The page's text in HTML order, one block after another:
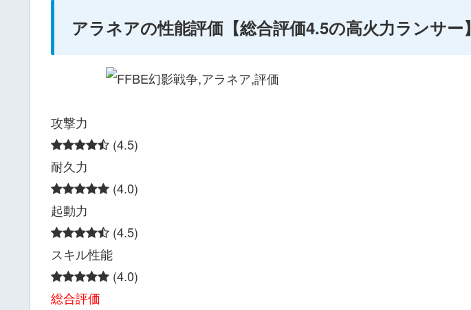
アラネアの性能評価【総合評価4.5の高火力ランサー】
攻撃力
(4.5)
耐久力
(4.0)
起動力
(4.5)
スキル性能
(4.0)
総合評価